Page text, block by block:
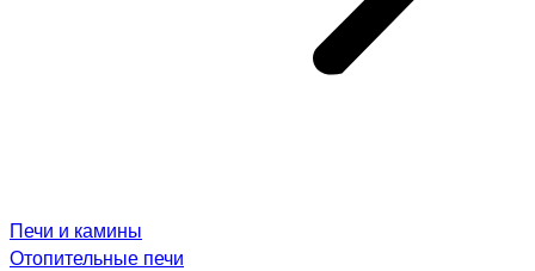
Печи и камины
Отопительные печи